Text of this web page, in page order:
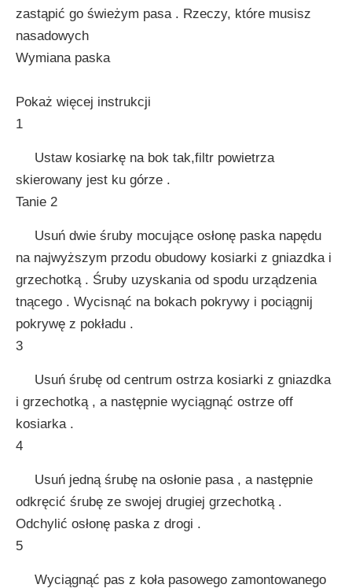
zastąpić go świeżym pasa . Rzeczy, które musisz
nasadowych
Wymiana paska
Pokaż więcej instrukcji
1
Ustaw kosiarkę na bok tak,filtr powietrza
skierowany jest ku górze .
Tanie 2
Usuń dwie śruby mocujące osłonę paska napędu
na najwyższym przodu obudowy kosiarki z gniazdka i
grzechotką . Śruby uzyskania od spodu urządzenia
tnącego . Wycisnąć na bokach pokrywy i pociągnij
pokrywę z pokładu .
3
Usuń śrubę od centrum ostrza kosiarki z gniazdka
i grzechotką , a następnie wyciągnąć ostrze off
kosiarka .
4
Usuń jedną śrubę na osłonie pasa , a następnie
odkręcić śrubę ze swojej drugiej grzechotką .
Odchylić osłonę paska z drogi .
5
Wyciągnąć pas z koła pasowego zamontowanego